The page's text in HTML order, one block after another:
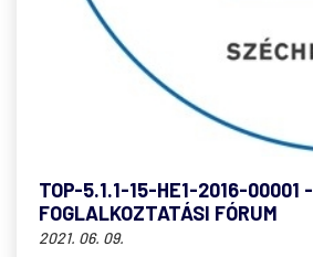
TOP-5.1.1-15-HE1-2016-00001 -
FOGLALKOZTATÁSI FÓRUM
2021. 06. 09.